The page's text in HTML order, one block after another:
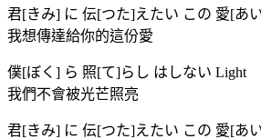
君[きみ] に 伝[つた]えたい この 愛[あ
我想傳達給你的這份愛
僕[ぼく] ら 照[て]らし はしない Light
我們不會被光芒照亮
君[きみ] に 伝[つた]えたい この 愛[あ